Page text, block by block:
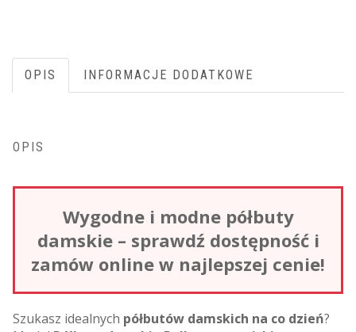
OPIS INFORMACJE DODATKOWE
OPIS
Wygodne i modne półbuty
damskie – sprawdź dostępność i
zamów online w najlepszej cenie!
Szukasz idealnych półbutów damskich na co dzień?